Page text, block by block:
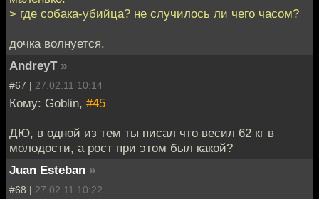
> где собака-убийца? не случилось ли чего часом?
дочка волнуется.
AndreyT »
#67 | 27.02.11 10:14
Кому: Goblin, #45
ДЮ, в одной из тем ты писал что весил 62 кг в
молодости, а рост при этом был какой?
Juan Esteban »
#68 | 27.02.11 10:22